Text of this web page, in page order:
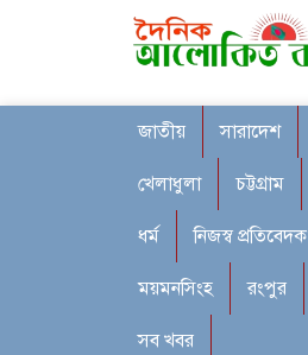
জাতীয় সারাদেশ
খেলাধুলা চট্টগ্রাম
ধর্ম নিজস্ব প্রতিবেদক
ময়মনসিংহ রংপুর
সব খবর